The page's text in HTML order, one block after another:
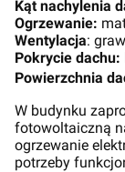
Kąt nachylenia
Ogrzewanie:
Wentylacja:
Pokrycie dachu:
Powierzchnia
W budynku
fotowoltaiczną
ogrzewanie
potrzeby